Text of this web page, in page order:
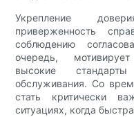
Укрепление
приверженность
соблюдению
очередь,
высокие
обслуживания. Со
стать критически
ситуациях, когда